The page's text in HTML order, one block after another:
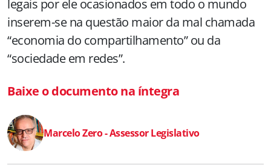
legais por ele ocasionados em todo o mundo
inserem-se na questão maior da mal chamada
“economia do compartilhamento” ou da
“sociedade em redes”.
Baixe o documento na íntegra
Marcelo Zero - Assessor Legislativo